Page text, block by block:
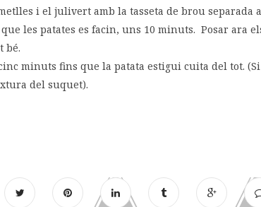
i el julivert amb la tasseta de brou
les patates es facin, uns 10 minuts. Posar ara
bé.
minuts fins que la patata estigui cuita del tot.
del suquet).